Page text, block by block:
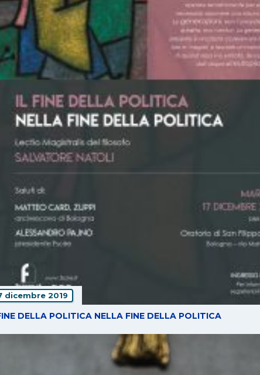
dicembre 2019
DELLA POLITICA NELLA FINE DELLA POLITICA